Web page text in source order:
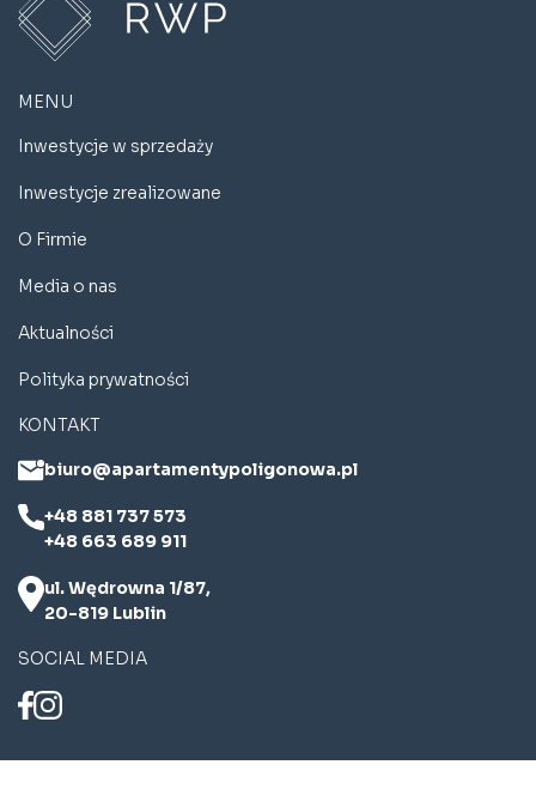
MENU
Inwestycje w sprzedaży
Inwestycje zrealizowane
O Firmie
Media o nas
Aktualności
Polityka prywatności
KONTAKT
biuro@apartamentypoligonowa.pl
+48 881 737 573
+48 663 689 911
ul. Wędrowna 1/87,
20-819 Lublin
SOCIAL MEDIA